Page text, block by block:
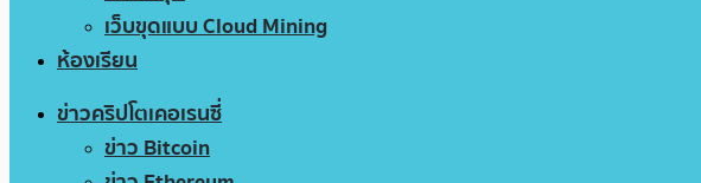
เว็บขุดแบบ Cloud Mining
ห้องเรียน
ข่าวคริปโตเคอเรนซี่
ข่าว Bitcoin